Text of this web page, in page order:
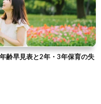
齢早見表と2年・3年保育の失